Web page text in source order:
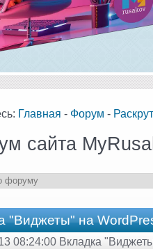
Главная - Форум -
сайта
"Виджеты" на
08:24:00 Вкладка